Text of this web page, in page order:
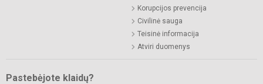
Korupcijos prevencija
Civilinė sauga
Teisinė informacija
Atviri duomenys
Pastebėjote klaidų?